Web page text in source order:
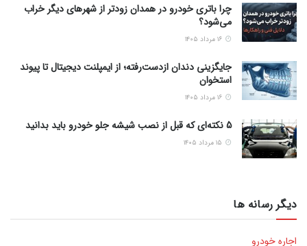
چرا باتری خودرو در همدان زودتر از شهرهای دیگر خراب
می‌شود؟
جایگزینی دندان ازدست‌رفته؛ از ایمپلنت دیجیتال تا پیوند
استخوان
5 نکته‌ای که قبل از نصب شیشه جلو خودرو باید بدانید
دیگر رسانه ها
اجاره خودرو